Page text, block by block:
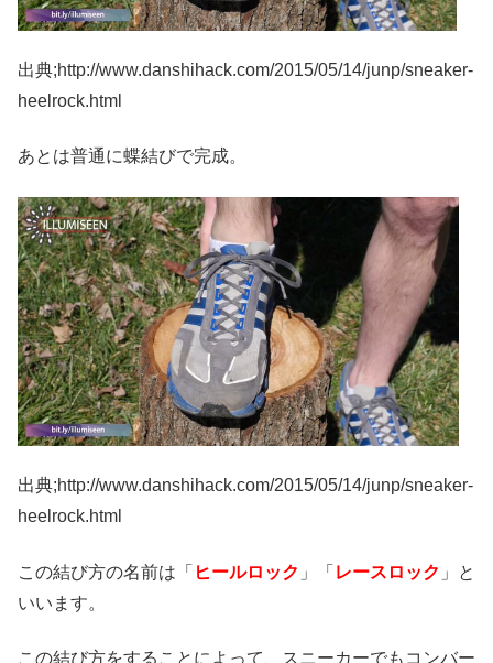
出典;http://www.danshihack.com/2015/05/14/junp/sneaker-
heelrock.html
あとは普通に蝶結びで完成。
出典;http://www.danshihack.com/2015/05/14/junp/sneaker-
heelrock.html
この結び方の名前は「 ヒールロック 」「 レースロック 」と
いいます。
この結び方をすることによって、スニーカーでもコンバー